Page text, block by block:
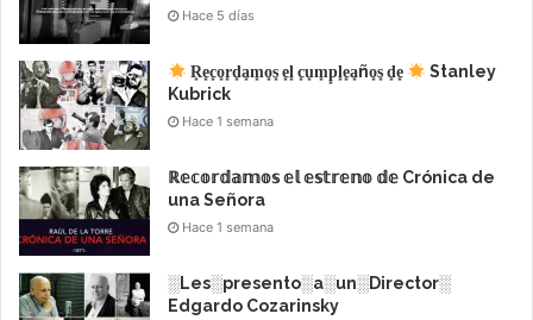
el arte, lo que lo llevó a estudiar en la Universidad de
Colorado, el Pratt Institute of Art y la American
Academy of Dramatic Arts en Nueva York.
Hace 5 días
R͙e͙c͙o͙r͙d͙a͙m͙o͙s͙ e͙l͙ c͙u͙m͙p͙l͙e͙a͙ño͙s͙ d͙e͙
Stanley
Kubrick
Hace 1 semana
ℝ𝕖𝕔𝕠𝕣𝕕𝕒𝕞𝕠𝕤 𝕖𝕝 𝕖𝕤𝕥𝕣𝕖𝕟𝕠 𝕕𝕖 Crónica de
una Señora
Hace 1 semana
░Les░presento░a░un░Director░
Edgardo Cozarinsky